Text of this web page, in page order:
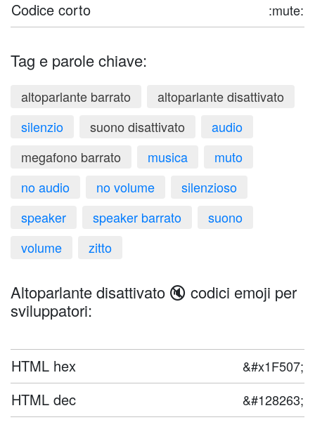
Codice corto :mute:
Tag e parole chiave:
altoparlante barrato
altoparlante disattivato
silenzio
suono disattivato
audio
megafono barrato
musica
muto
no audio
no volume
silenzioso
speaker
speaker barrato
suono
volume
zitto
Altoparlante disattivato 🔇 codici emoji per
sviluppatori:
HTML hex &#x1F507;
HTML dec &#128263;